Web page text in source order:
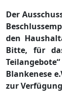
Der
den
Bitte, für
Teilangebote“
Blankenese
zur Verfü